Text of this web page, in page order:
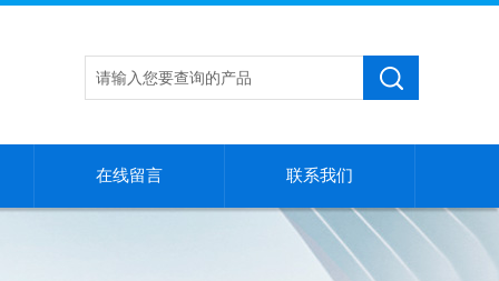
在线留言 联系我们